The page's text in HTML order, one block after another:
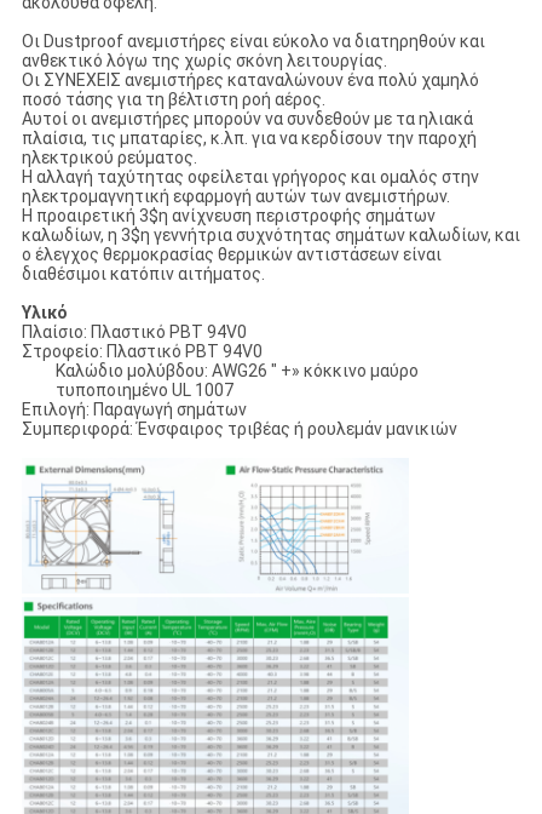
Οι Dustproof ανεμιστήρες είναι εύκολο να διατηρηθούν και
ανθεκτικό λόγω της χωρίς σκόνη λειτουργίας.
Οι ΣΥΝΕΧΕΙΣ ανεμιστήρες καταναλώνουν ένα πολύ χαμηλό
ποσό τάσης για τη βέλτιστη ροή αέρος.
Αυτοί οι ανεμιστήρες μπορούν να συνδεθούν με τα ηλιακά
πλαίσια, τις μπαταρίες, κ.λπ. για να κερδίσουν την παροχή
ηλεκτρικού ρεύματος.
Η αλλαγή ταχύτητας οφείλεται γρήγορος και ομαλός στην
ηλεκτρομαγνητική εφαρμογή αυτών των ανεμιστήρων.
Η προαιρετική 3$η ανίχνευση περιστροφής σημάτων
καλωδίων, η 3$η γεννήτρια συχνότητας σημάτων καλωδίων, και
ο έλεγχος θερμοκρασίας θερμικών αντιστάσεων είναι
διαθέσιμοι κατόπιν αιτήματος.
Υλικό
Πλαίσιο: Πλαστικό PBT 94V0
Στροφείο: Πλαστικό PBT 94V0
Καλώδιο μολύβδου: AWG26 " +» κόκκινο μαύρο
τυποποιημένο UL 1007
Επιλογή: Παραγωγή σημάτων
Συμπεριφορά: Ένσφαιρος τριβέας ή ρουλεμάν μανικιών